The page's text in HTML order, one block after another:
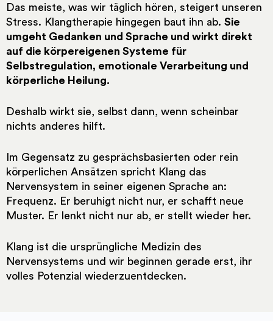
Das meiste, was wir täglich hören, steigert unseren
Stress. Klangtherapie hingegen baut ihn ab. Sie
umgeht Gedanken und Sprache und wirkt direkt
auf die körpereigenen Systeme für
Selbstregulation, emotionale Verarbeitung und
körperliche Heilung.
Deshalb wirkt sie, selbst dann, wenn scheinbar
nichts anderes hilft.
Im Gegensatz zu gesprächsbasierten oder rein
körperlichen Ansätzen spricht Klang das
Nervensystem in seiner eigenen Sprache an:
Frequenz. Er beruhigt nicht nur, er schafft neue
Muster. Er lenkt nicht nur ab, er stellt wieder her.
Klang ist die ursprüngliche Medizin des
Nervensystems und wir beginnen gerade erst, ihr
volles Potenzial wiederzuentdecken.